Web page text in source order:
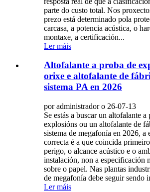
parte do custo total. Nos
prezo está determinado pola
carcasa, a potencia acústica, o
montaxe, a certificación...
Ler máis
Altofalante a proba de
orixe e altofalante de
sistema PA en 2026
por administrador o 26-07-13
Se estás a buscar un altofalante a
explosións ou un altofalante de
sistema de megafonía en 2026, a
correcta é a que coincida
perigo, o alcance acústico e o
instalación, non a especificación
sobre o papel. Nas plantas
de megafonía debe seguir sendo
Ler máis